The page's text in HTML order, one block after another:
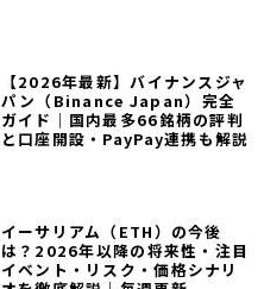
【2026年最新】バイナンスジャ
パン（Binance Japan）完全
ガイド｜国内最多66銘柄の評判
と口座開設・PayPay連携も解説
イーサリアム（ETH）の今後
は？2026年以降の将来性・注目
イベント・リスク・価格シナリ